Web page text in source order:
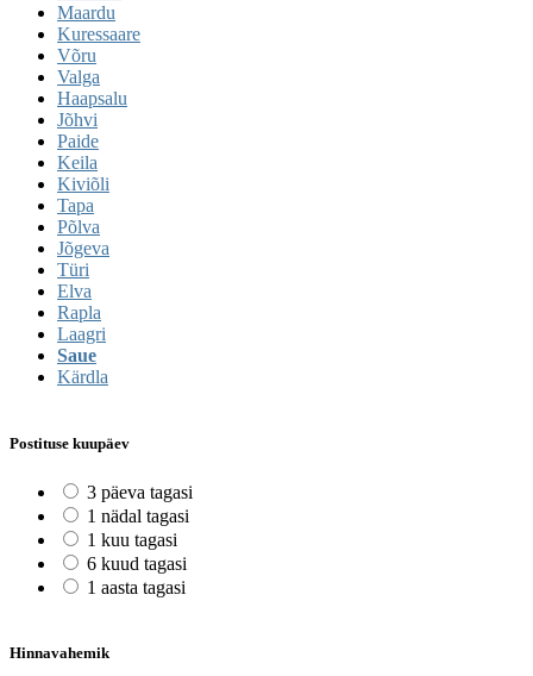
Maardu
Kuressaare
Võru
Valga
Haapsalu
Jõhvi
Paide
Keila
Kiviõli
Tapa
Põlva
Jõgeva
Türi
Elva
Rapla
Laagri
Saue
Kärdla
Postituse kuupäev
3 päeva tagasi
1 nädal tagasi
1 kuu tagasi
6 kuud tagasi
1 aasta tagasi
Hinnavahemik